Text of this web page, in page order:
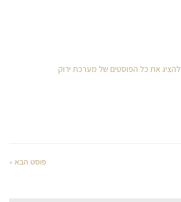
להציג את כל הפוסטים של מערכת ירוק
פוסט הבא »